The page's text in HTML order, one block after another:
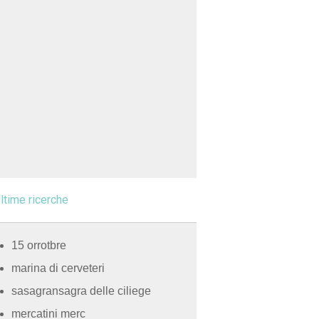
ricerche
15 orrotbre
marina di cerveteri
sasagransagra delle ciliege
mercatini merc